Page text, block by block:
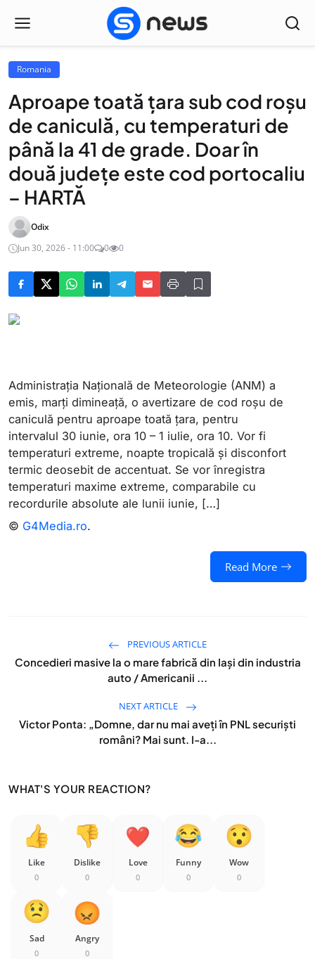
Romania
Aproape toată țara sub cod roșu
de caniculă, cu temperaturi de
până la 41 de grade. Doar în
două județe este cod portocaliu
– HARTĂ
Odix
Jun 30, 2026 - 11:00
0 0
Administrația Națională de Meteorologie (ANM) a
emis, marți dimineață, o avertizare de cod roșu de
caniculă pentru aproape toată țara, pentru
intervalul 30 iunie, ora 10 – 1 iulie, ora 10. Vor fi
temperaturi extreme, noapte tropicală și disconfort
termic deosebit de accentuat. Se vor înregistra
temperaturi maxime extreme, comparabile cu
recordurile absolute ale lunii iunie, […]
© G4Media.ro.
Read More
PREVIOUS ARTICLE
Concedieri masive la o mare fabrică din Iași din industria
auto / Americanii ...
NEXT ARTICLE
Victor Ponta: „Domne, dar nu mai aveți în PNL securiști
români? Mai sunt. I-a...
WHAT'S YOUR REACTION?
Like
0
Dislike
0
Love
0
Funny
0
Wow
0
Sad
0
Angry
0